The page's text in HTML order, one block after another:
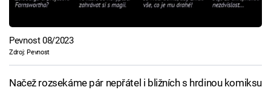
Pevnost 08/2023
Zdroj: Pevnost
Načež rozsekáme pár nepřátel i bližních s hrdinou komiksu